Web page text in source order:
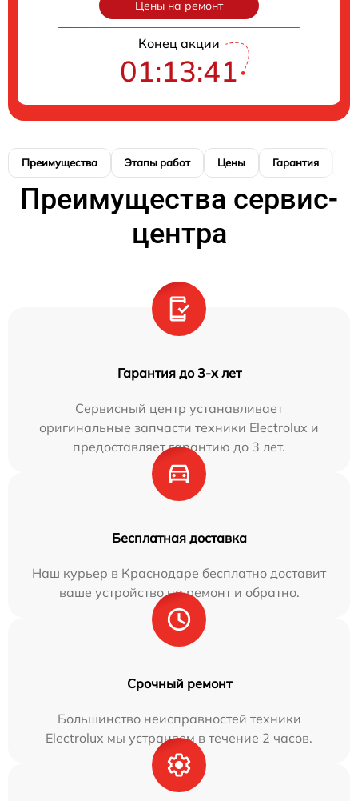
Цены на ремонт
Конец акции
01:13:40
Преимущества Этапы работ Цены Гарантия
Преимущества сервис-
центра
Гарантия до 3-х лет
Сервисный центр устанавливает
оригинальные запчасти техники Electrolux и
предоставляет гарантию до 3 лет.
Бесплатная доставка
Наш курьер в Краснодаре бесплатно доставит
ваше устройство на ремонт и обратно.
Срочный ремонт
Большинство неисправностей техники
Electrolux мы устраняем в течение 2 часов.